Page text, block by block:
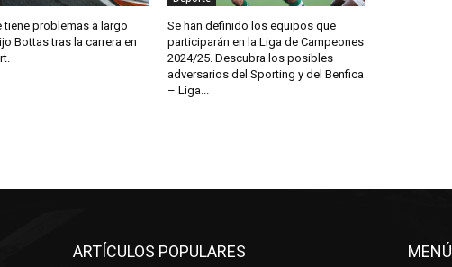
tiene problemas a largo
Bottas tras la carrera en
Se han definido los equipos que
participarán en la Liga de Campeones
2024/25. Descubra los posibles
adversarios del Sporting y del Benfica
– Liga...
ARTÍCULOS POPULARES MENÚ